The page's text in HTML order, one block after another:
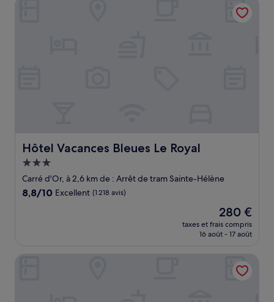
186 €
Hôtel Vacances Bleues Le Royal
Hôtel Vacances Bleues Le Royal
Hébergement
3.0 étoiles
Carré d'Or, à 2,6 km de : Arrêt de tram Sainte-Hélène
8.8
8,8/10 Excellent (1 218 avis)
Le
nouveau
prix
de
280 €
280 €
taxes et frais compris
16 août - 17 août